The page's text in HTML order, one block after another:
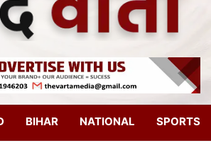
BIHAR NATIONAL SPORTS